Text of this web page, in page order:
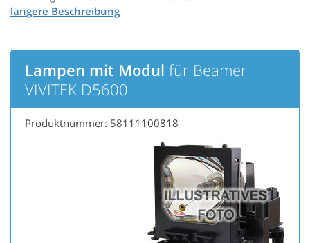
Lampen mit Modul für Beamer
VIVITEK D5600
Produktnummer: 58111100818